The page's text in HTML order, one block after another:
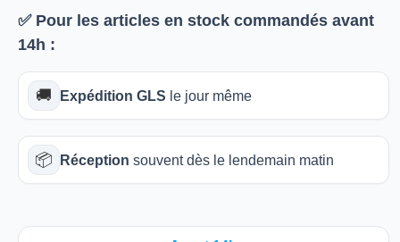
✅ Pour les articles en stock commandés avant
14h :
🚚 Expédition GLS le jour même
📦 Réception souvent dès le lendemain matin